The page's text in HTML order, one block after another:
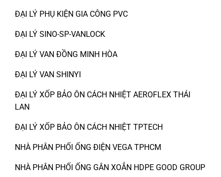
ĐẠI LÝ PHỤ KIỆN GIA CÔNG PVC
ĐẠI LÝ SINO-SP-VANLOCK
ĐẠI LÝ VAN ĐỒNG MINH HÒA
ĐẠI LÝ VAN SHINYI
ĐẠI LÝ XỐP BẢO ÔN CÁCH NHIỆT AEROFLEX THÁI
LAN
ĐẠI LÝ XỐP BẢO ÔN CÁCH NHIỆT TPTECH
NHÀ PHÂN PHỐI ỐNG ĐIỆN VEGA TPHCM
NHÀ PHÂN PHỐI ỐNG GÂN XOẮN HDPE GOOD GROUP